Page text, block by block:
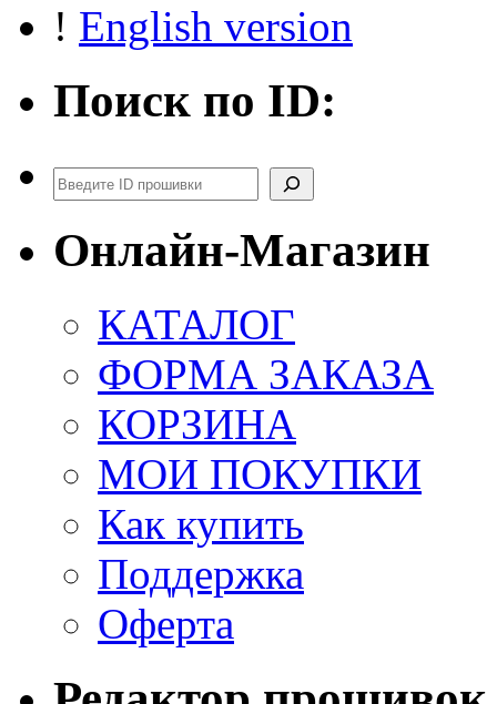
! English version
Поиск по ID:
Поиск
Онлайн-Магазин
КАТАЛОГ
ФОРМА ЗАКАЗА
КОРЗИНА
МОИ ПОКУПКИ
Как купить
Поддержка
Оферта